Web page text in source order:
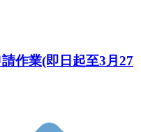
作業(即日起至3月27